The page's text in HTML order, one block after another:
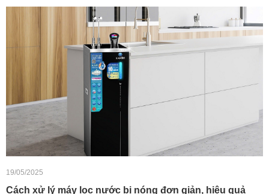
19/05/2025
Cách xử lý máy lọc nước bị nóng đơn giản, hiệu quả